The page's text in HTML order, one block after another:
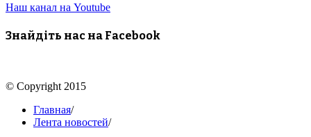
Наш канал на Youtube
Знайдіть нас на Facebook
© Copyright 2015
Главная/
Лента новостей/